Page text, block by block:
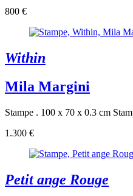
800 €
Within
Mila Margini
Stampe . 100 x 70 x 0.3 cm
1.300 €
Petit ange Rouge